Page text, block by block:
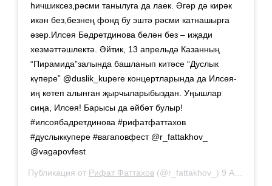
һичшиксез,рәсми танылуга да лаек. Әгәр дә кирәк
икән без,безнең фонд бу эштә рәсми катнашырга
әзер.Илсөя Бәдретдинова белән без – иҗади
хезмәттәшлектә. Әйтик, 13 апрельдә Казанның
“Пирамида”залында башланып китәсе “Дуслык
күпере” @duslik_kupere концертларында да Илсөя-
иң көтеп алынган җырчыларыбыздан. Уңышлар
сиңа, Илсөя! Барысы да әйбәт булыр!
#илсоябадретдинова #рифатфаттахов
#дуслыккупере #вагаповфест @r_fattakhov_
@vagapovfest
Публикация от Рифат Фаттахов (@r_fattakhov_) 9 Апр 2019 в 11:47 PDT